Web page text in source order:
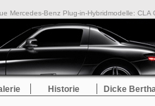
Mercedes-Benz Plug-in-Hybridmodelle:
Historie Dicke